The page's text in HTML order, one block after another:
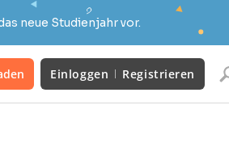
neue Studienjahr vor.
Einloggen Registrieren